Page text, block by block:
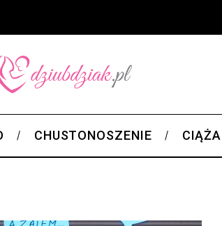
CHUSTONOSZENIE CIĄŻA